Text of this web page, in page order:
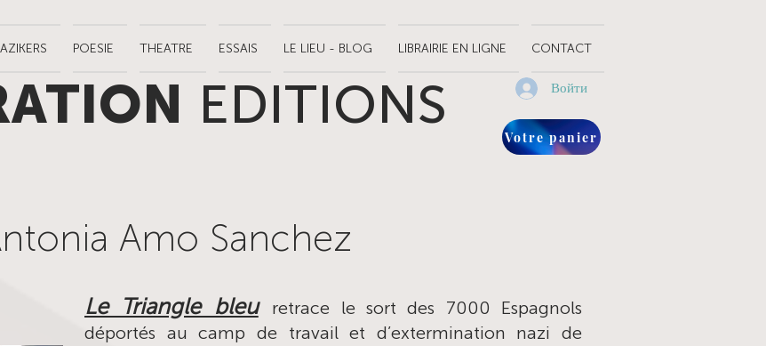
POESIE THEATRE ESSAIS LE LIEU - BLOG LIBRAIRIE EN LIGNE CONTACT
EDITIONS Войти
Votre panier
Amo Sanchez
Le Triangle bleu
retrace le sort des 7 000 Espagnols
déportés au camp de travail et d’extermination nazi de